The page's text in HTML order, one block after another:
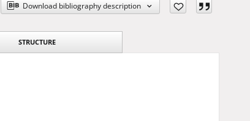
Download bibliography description
STRUCTURE